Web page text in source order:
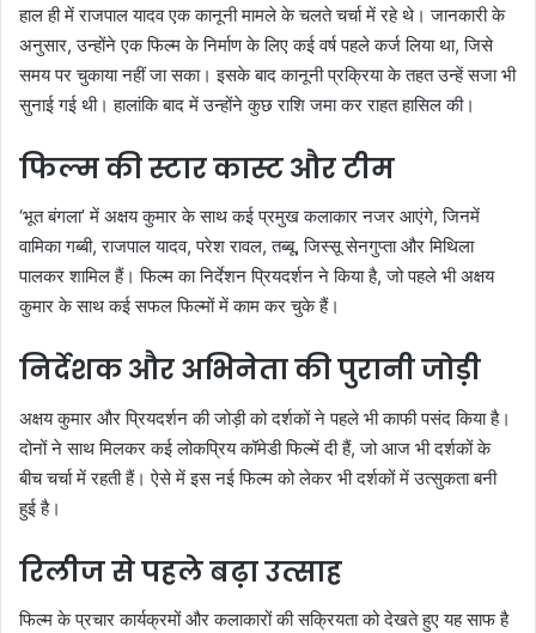
हाल ही में राजपाल यादव एक कानूनी मामले के चलते चर्चा में रहे थे। जानकारी के
अनुसार, उन्होंने एक फिल्म के निर्माण के लिए कई वर्ष पहले कर्ज लिया था, जिसे
समय पर चुकाया नहीं जा सका। इसके बाद कानूनी प्रक्रिया के तहत उन्हें सजा भी
सुनाई गई थी। हालांकि बाद में उन्होंने कुछ राशि जमा कर राहत हासिल की।
फिल्म की स्टार कास्ट और टीम
‘भूत बंगला’ में अक्षय कुमार के साथ कई प्रमुख कलाकार नजर आएंगे, जिनमें
वामिका गब्बी, राजपाल यादव, परेश रावल, तब्बू, जिस्सू सेनगुप्ता और मिथिला
पालकर शामिल हैं। फिल्म का निर्देशन प्रियदर्शन ने किया है, जो पहले भी अक्षय
कुमार के साथ कई सफल फिल्मों में काम कर चुके हैं।
निर्देशक और अभिनेता की पुरानी जोड़ी
अक्षय कुमार और प्रियदर्शन की जोड़ी को दर्शकों ने पहले भी काफी पसंद किया है।
दोनों ने साथ मिलकर कई लोकप्रिय कॉमेडी फिल्में दी हैं, जो आज भी दर्शकों के
बीच चर्चा में रहती हैं। ऐसे में इस नई फिल्म को लेकर भी दर्शकों में उत्सुकता बनी
हुई है।
रिलीज से पहले बढ़ा उत्साह
फिल्म के प्रचार कार्यक्रमों और कलाकारों की सक्रियता को देखते हुए यह साफ है